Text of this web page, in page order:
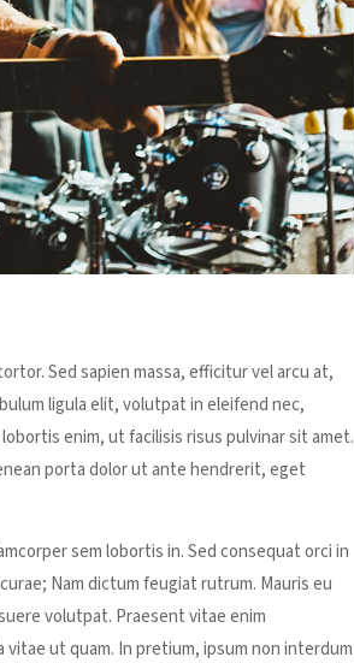
Sed sapien massa, efficitur vel arcu at,
ligula elit, volutpat in eleifend nec,
enim, ut facilisis risus pulvinar sit amet.
porta dolor ut ante hendrerit, eget
sem lobortis in. Sed consequat orci in
Nam dictum feugiat rutrum. Mauris eu
volutpat. Praesent vitae enim
ut quam. In pretium, ipsum non interdum